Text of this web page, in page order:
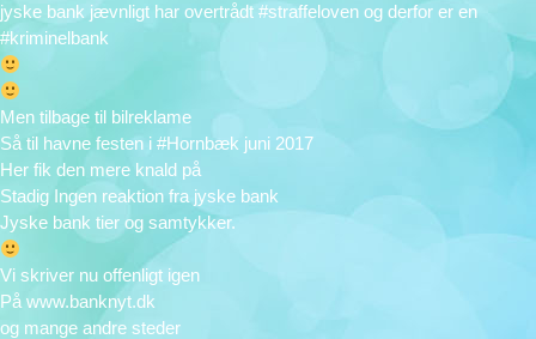
jyske bank jævnligt har overtrådt #straffeloven og derfor er en
#kriminelbank
Men tilbage til bilreklame
Så til havne festen i #Hornbæk juni 2017
Her fik den mere knald på
Stadig Ingen reaktion fra jyske bank
Jyske bank tier og samtykker.
Vi skriver nu offenligt igen
På www.banknyt.dk
og mange andre steder